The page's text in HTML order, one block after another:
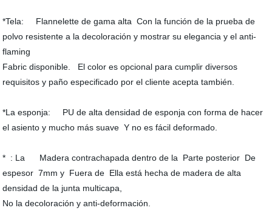
*Tela: Flannelette de gama alta Con la función de la prueba de
polvo resistente a la decoloración y mostrar su elegancia y el anti-
flaming
Fabric disponible. El color es opcional para cumplir diversos
requisitos y paño especificado por el cliente acepta también.
*La esponja: PU de alta densidad de esponja con forma de hacer
el asiento y mucho más suave Y no es fácil deformado.
* : La Madera contrachapada dentro de la Parte posterior De
espesor 7mm y Fuera de Ella está hecha de madera de alta
densidad de la junta multicapa,
No la decoloración y anti-deformación.